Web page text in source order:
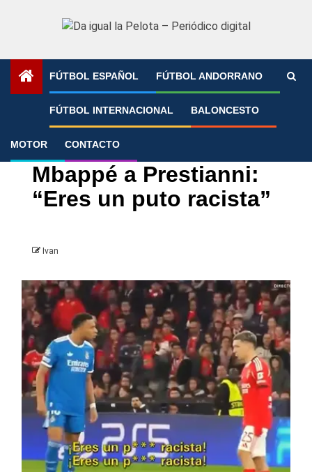
FÚTBOL ESPAÑOL FÚTBOL ANDORRANO
FÚTBOL INTERNACIONAL BALONCESTO
MOTOR CONTACTO
»
Champions League Fútbol Internacional
Mbappé a Prestianni:
“Eres un puto racista”
Ivan